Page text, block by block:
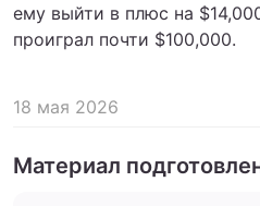
ему выйти в плюс на
проиграл почти $100,000.
18 мая 2026
Материал